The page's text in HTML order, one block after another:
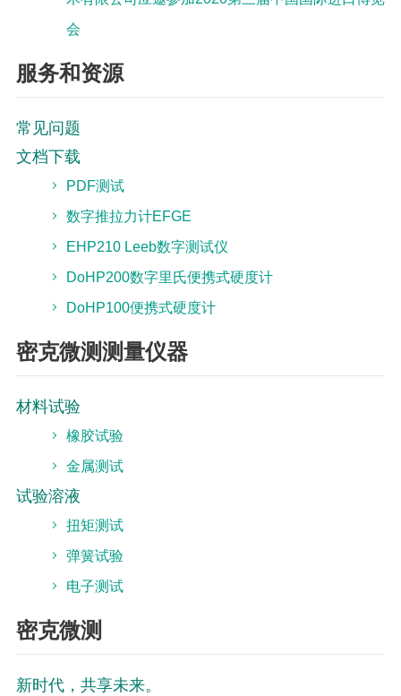
会
服务和资源
常见问题
文档下载
PDF测试
数字推拉力计EFGE
EHP210 Leeb数字测试仪
DoHP200数字里氏便携式硬度计
DoHP100便携式硬度计
密克微测测量仪器
材料试验
橡胶试验
金属测试
试验溶液
扭矩测试
弹簧试验
电子测试
密克微测
新时代，共享未来。